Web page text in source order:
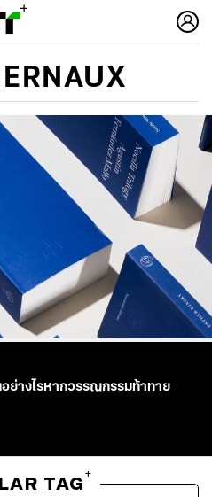
างไรหากวรรณกรรมท้าทาย
TAG
+